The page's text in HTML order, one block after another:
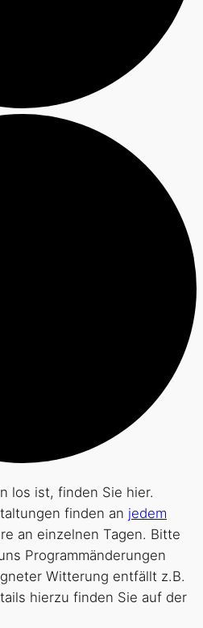
los ist, finden Sie hier.
finden an jedem
an einzelnen Tagen. Bitte
Programmänderungen
Witterung entfällt z.B.
hierzu finden Sie auf der